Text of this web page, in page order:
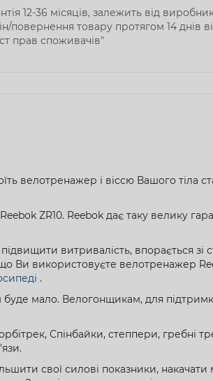
12-36 місяців, залежить від
повернення товару протягом 14 днів
прав споживачів"
велотренажер і віссю Вашого тіла
ZR10. Reebok дає таку велику
витривалість, впорається зі
Ви використовуєте велотренажер
.
мало. Велогонщикам, для
Спінбайки, степпери, гребні
свої силові показники,